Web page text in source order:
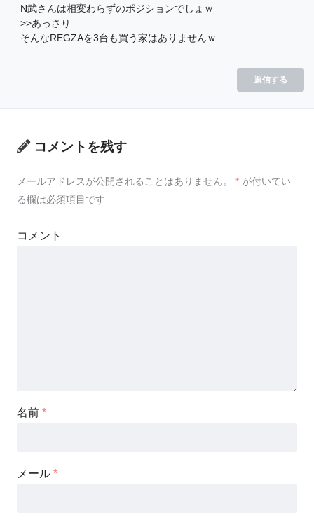
N武さんは相変わらずのポジションでしょｗ
>>あっさり
そんなREGZAを3台も買う家はありませんｗ
返信する
コメントを残す
メールアドレスが公開されることはありません。 * が付いてい
る欄は必須項目です
コメント
名前 *
メール *